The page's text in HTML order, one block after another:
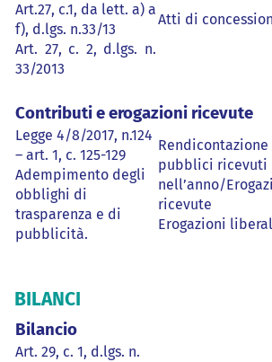
Art.27, c.1, da lett. a) a
f), d.lgs. n.33/13
Art. 27, c. 2, d.lgs. n.
33/2013
Atti di
Contributi e erogazioni ricevute
Legge 4/8/2017, n.124
– art. 1, c. 125-129
Adempimento degli
obblighi di
trasparenza e di
pubblicità.
pubblici ricevuti
nell’anno/
ricevute
Erogazioni
BILANCI
Bilancio
Art. 29, c. 1, d.lgs. n.